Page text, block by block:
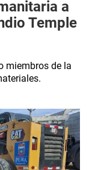
a
Temple
miembros de la